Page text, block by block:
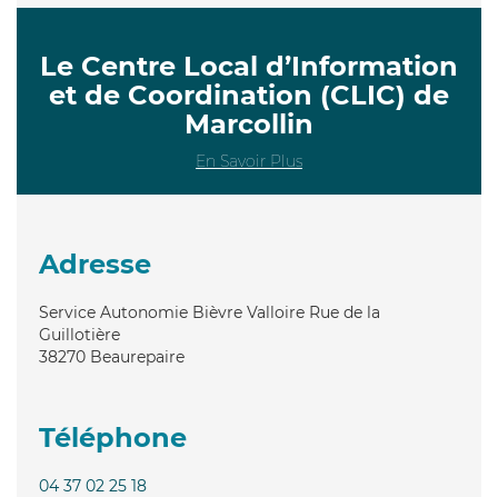
Le Centre Local d’Information
et de Coordination (CLIC) de
Marcollin
En Savoir Plus
Adresse
Service Autonomie Bièvre Valloire Rue de la
Guillotière
38270 Beaurepaire
Téléphone
04 37 02 25 18